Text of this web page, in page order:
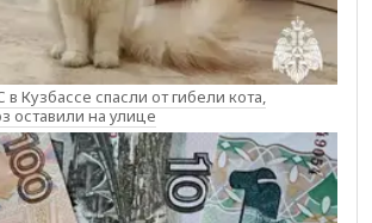
Кузбассе спасли от гибели кота,
оставили на улице